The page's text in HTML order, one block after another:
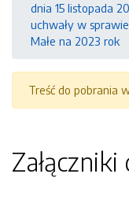
dnia 15 listopada
uchwały w
Małe na 2023 rok
Treść do pobrania